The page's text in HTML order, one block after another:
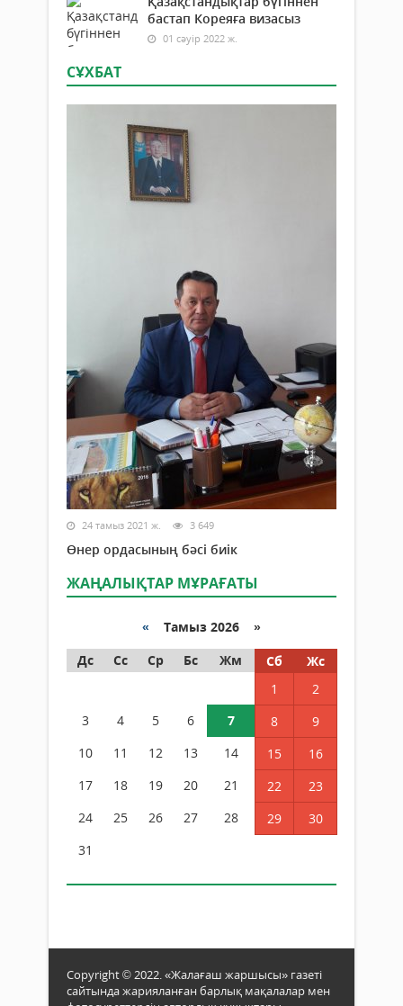
бастап Кореяға визасыз
01 сәуір 2022 ж.
СҰХБАТ
24 тамыз 2021 ж. 3 649
Өнер ордасының бәсі биік
ЖАҢАЛЫҚТАР МҰРАҒАТЫ
« Тамыз 2026 »
Дс
Сс Ср Бс Жм Сб
Жс
1
2
3
4 5 6 7 8
9
10
11 12 13 14 15
16
17
18 19 20 21 22
23
24
25 26 27 28 29
30
31
Copyright © 2022. «Жалағаш жаршысы» газеті
сайтында жарияланған барлық мақалалар мен